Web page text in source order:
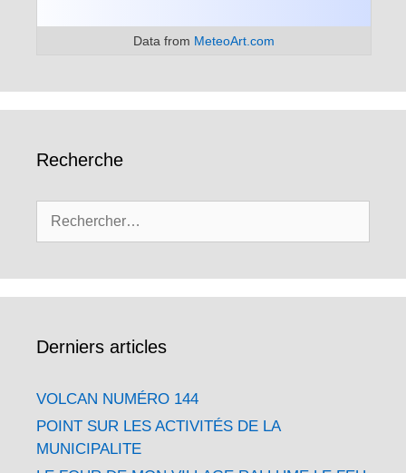
Data from MeteoArt.com
Recherche
Derniers articles
VOLCAN NUMÉRO 144
POINT SUR LES ACTIVITÉS DE LA
MUNICIPALITE